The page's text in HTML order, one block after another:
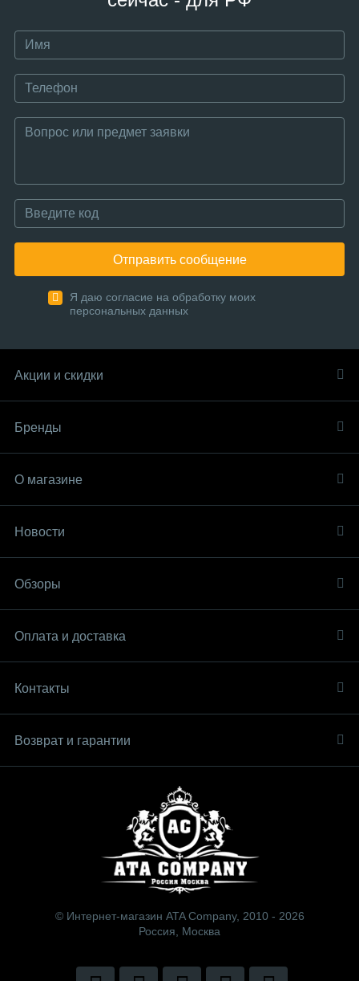
Отправить сообщение
Я даю согласие на обработку моих
персональных данных
Акции и скидки
Бренды
О магазине
Новости
Обзоры
Оплата и доставка
Контакты
Возврат и гарантии
© Интернет-магазин ATA Company, 2010 - 2026
Россия, Москва